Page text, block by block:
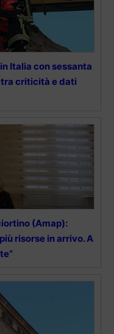
Italia con sessanta
criticità e dati
(Amap):
risorse in arrivo. A